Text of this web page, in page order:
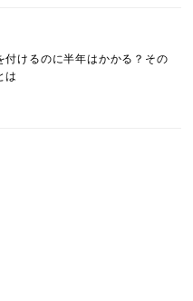
付けるのに半年はかかる？その
は